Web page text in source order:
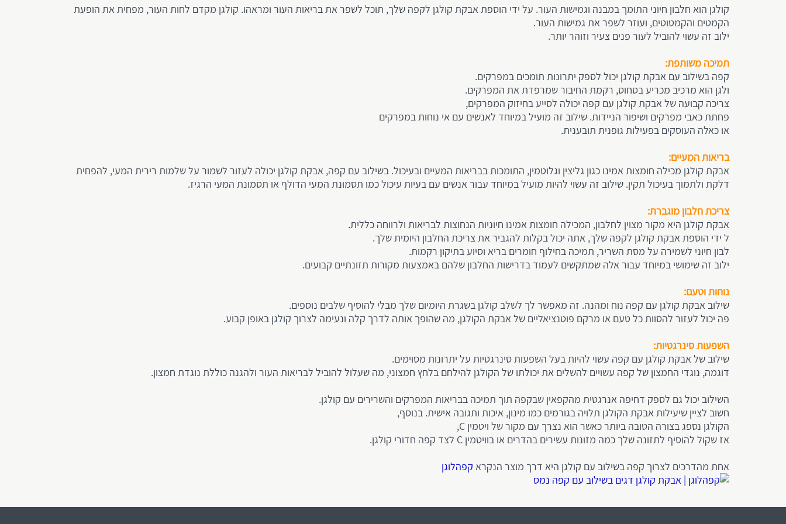
קולגן הוא חלבון חיוני התומך במבנה וגמישות העור. על ידי הוספת אבקת קולגן לקפה שלך, תוכל לשפר את בריאות העור ומראהו. קולגן מקדם לחות העור, מפחית את הופעת
הקמטים והקמטוטים, ועוזר לשפר את גמישות העור.
ילוב זה עשוי להוביל לעור פנים צעיר וזוהר יותר.
תמיכה משותפת:
קפה בשילוב עם אבקת קולגן יכול לספק יתרונות תומכים במפרקים.
ולגן הוא מרכיב מכריע בסחוס, רקמת החיבור שמרפדת את המפרקים.
צריכה קבועה של אבקת קולגן עם קפה יכולה לסייע בחיזוק המפרקים,
פחתת כאבי מפרקים ושיפור הניידות. שילוב זה מועיל במיוחד לאנשים עם אי נוחות במפרקים
או כאלה העוסקים בפעילות גופנית תובענית.
בריאות המעיים:
אבקת קולגן מכילה חומצות אמינו כגון גליצין וגלוטמין, התומכות בבריאות המעיים ובעיכול. בשילוב עם קפה, אבקת קולגן יכולה לעזור לשמור על שלמות רירית המעי, להפחית
דלקת ולתמוך בעיכול תקין. שילוב זה עשוי להיות מועיל במיוחד עבור אנשים עם בעיות עיכול כמו תסמונת המעי הדולף או תסמונת המעי הרגיז.
צריכת חלבון מוגברת:
אבקת קולגן היא מקור מצוין לחלבון, המכילה חומצות אמינו חיוניות הנחוצות לבריאות ולרווחה כללית.
ל ידי הוספת אבקת קולגן לקפה שלך, אתה יכול בקלות להגביר את צריכת החלבון היומית שלך.
לבון חיוני לשמירה על מסת השריר, תמיכה בחילוף חומרים בריא וסיוע בתיקון רקמות.
ילוב זה שימושי במיוחד עבור אלה שמתקשים לעמוד בדרישות החלבון שלהם באמצעות מקורות תזונתיים קבועים.
נוחות וטעם:
שילוב אבקת קולגן עם קפה נוח ומהנה. זה מאפשר לך לשלב קולגן בשגרת היומיום שלך מבלי להוסיף שלבים נוספים.
פה יכול לעזור להסוות כל טעם או מרקם פוטנציאליים של אבקת הקולגן, מה שהופך אותה לדרך קלה ונעימה לצרוך קולגן באופן קבוע.
השפעות סינרגטיות:
שילוב של אבקת קולגן עם קפה עשוי להיות בעל השפעות סינרגטיות על יתרונות מסוימים.
דוגמה, נוגדי החמצון של קפה עשויים להשלים את יכולתו של הקולגן להילחם בלחץ חמצוני, מה שעלול להוביל לבריאות העור ולהגנה כוללת נוגדת חמצון.
השילוב יכול גם לספק דחיפה אנרגטית מהקפאין שבקפה תוך תמיכה בבריאות המפרקים והשרירים עם קולגן.
חשוב לציין שיעילות אבקת הקולגן תלויה בגורמים כמו מינון, איכות ותגובה אישית. בנוסף,
הקולגן נספג בצורה הטובה ביותר כאשר הוא נצרך עם מקור של ויטמין C,
אז שקול להוסיף לתזונה שלך כמה מזונות עשירים בהדרים או בוויטמין C לצד קפה חדורי קולגן.
אחת מהדרכים לצרוך קפה בשילוב עם קולגן היא דרך מוצר הנקרא קפהלוגן